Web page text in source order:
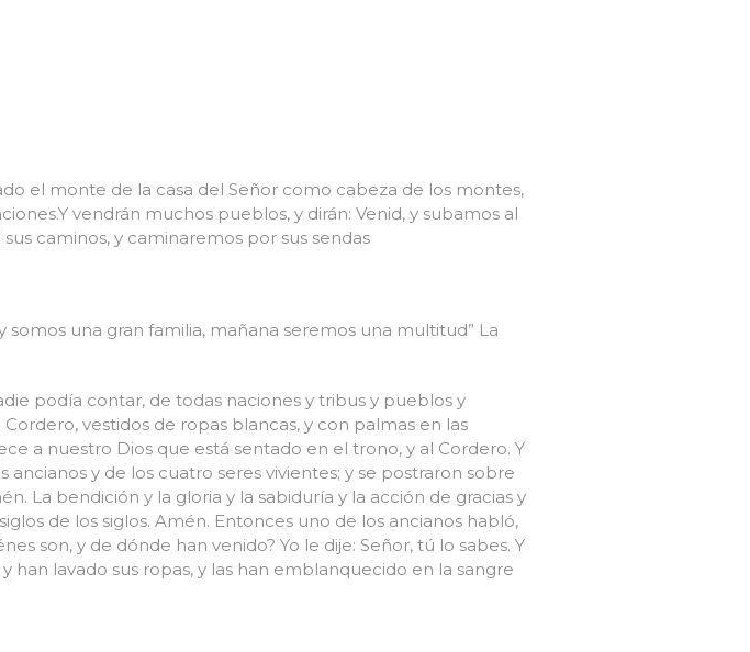
el monte de la casa del Señor como cabeza de los montes,
vendrán muchos pueblos, y dirán: Venid, y subamos al
caminos, y caminaremos por sus sendas
una gran familia, mañana seremos una multitud” La
podía contar, de todas naciones y tribus y pueblos y
vestidos de ropas blancas, y con palmas en las
a nuestro Dios que está sentado en el trono, y al Cordero. Y
y de los cuatro seres vivientes; y se postraron sobre
La bendición y la gloria y la sabiduría y la acción de gracias y
de los siglos. Amén. Entonces uno de los ancianos habló,
son, y de dónde han venido? Yo le dije: Señor, tú lo sabes. Y
han lavado sus ropas, y las han emblanquecido en la sangre